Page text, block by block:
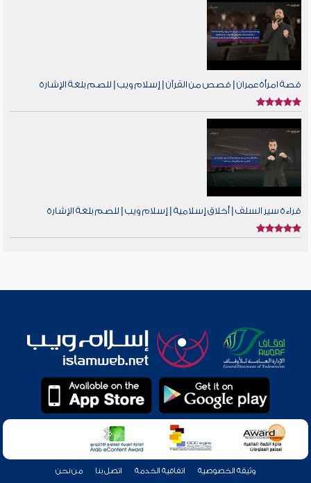
قصة امرأة عمران | قصص من القرآن | إسلام ويب | للصم بلغة الإشارة
قراءة سير السلف | أخلاق إسلامية | إسلام ويب | للصم بلغة الإشارة
وثيقة الخصوصية اتفاقية الخدمة اتصل بنا من نحن